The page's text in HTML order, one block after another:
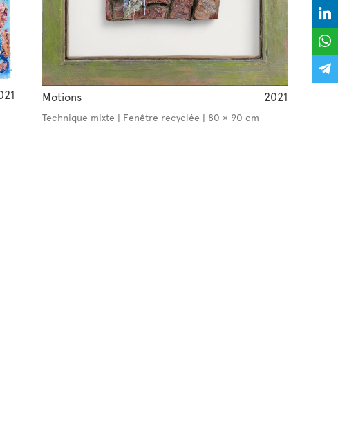
Motions 2021
Technique mixte | Fenêtre recyclée | 80 × 90 cm